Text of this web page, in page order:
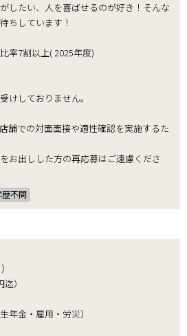
したい、人を喜ばせるのが好き！そんな
ちしています！
率7割以上( 2025年度)
けしておりません。
舗での対面面接や適性確認を実施するた
お出しした方の再応募はご遠慮くださ
歴不問
）
年金・雇用・労災）